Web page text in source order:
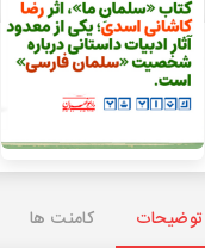
توضیحات کامنت ها